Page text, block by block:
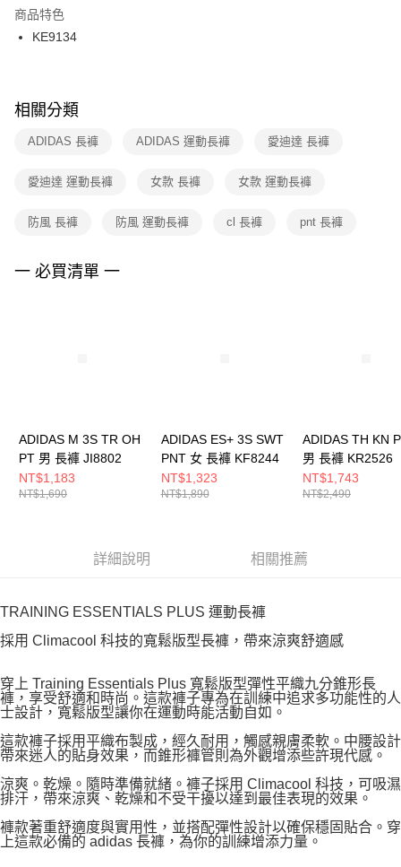
２．訂單成立數日內，您將收到繳費通知簡訊。
３．收到繳費通知簡訊後14天內，點擊此簡訊中的連結，可透過四大超商／
ATM／網路銀行／等多元方式進行付款，方視為交易完成。
※ 交易是否成功請以「AFTEE先享後付 」之結帳頁面顯示為準，若有關於
是否繳費成功／繳費後需取消欲退款等相關疑問，請聯繫「AFTEE先享後付
客戶支援中心」https://netprotections.freshdesk.com/support/home
１．透過由恩沛科技股份有限公司提供之「AFTEE先享後付」服務完成之交
權轉讓予恩沛科技股份有限公司。
３．未成年的使用者請事先徵得法定代理人或監護人之同意方可使用
「AFTEE先享後付」，若未經同意申辦者引起之損失，本公司不負相關責
付款後門市自取
每筆NT$100，滿NT$1,500(含以上)免運費
商品特色
KE9134
相關分類
ADIDAS 長褲 ADIDAS 運動長褲 愛迪達 長褲
愛迪達 運動長褲 女款 長褲 女款 運動長褲
防風 長褲 防風 運動長褲 cl 長褲 pnt 長褲
一 必買清單 一
ADIDAS M 3S TR OH
PT 男 長褲 JI8802
NT$1,183
NT$1,690
ADIDAS ES+ 3S SWT
PNT 女 長褲 KF8244
NT$1,323
NT$1,890
ADIDAS TH KN
男 長褲 KR2526
NT$1,743
NT$2,490
詳細說明 相關推薦
TRAINING ESSENTIALS PLUS 運動長褲
採用 Climacool 科技的寬鬆版型長褲，帶來涼爽舒適感
穿上 Training Essentials Plus 寬鬆版型彈性平織九分錐形長
褲，享受舒適和時尚。這款褲子專為在訓練中追求多功能性的人
士設計，寬鬆版型讓你在運動時能活動自如。
這款褲子採用平織布製成，經久耐用，觸感親膚柔軟。中腰設計
帶來迷人的貼身效果，而錐形褲管則為外觀增添些許現代感。
涼爽。乾燥。隨時準備就緒。褲子採用 Climacool 科技，可吸濕
排汗，帶來涼爽、乾燥和不受干擾以達到最佳表現的效果。
褲款著重舒適度與實用性，並搭配彈性設計以確保穩固貼合。穿
上這款必備的 adidas 長褲，為你的訓練增添力量。